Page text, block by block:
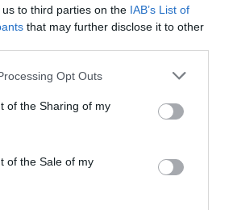
to third parties on the IAB’s List of
that may further disclose it to other
Opt Outs
of the Sharing of my
of the Sale of my